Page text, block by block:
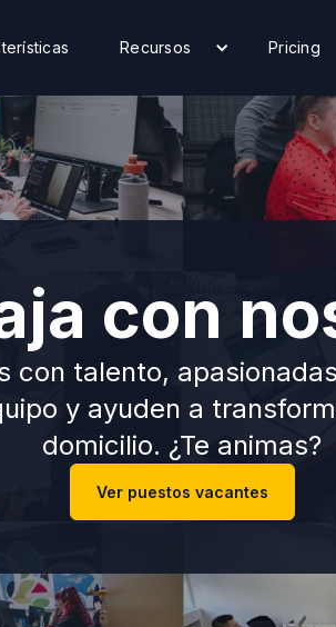
Recursos Pricing
con
con talento,
y ayuden a
domicilio. ¿Te animas?
Ver puestos vacantes